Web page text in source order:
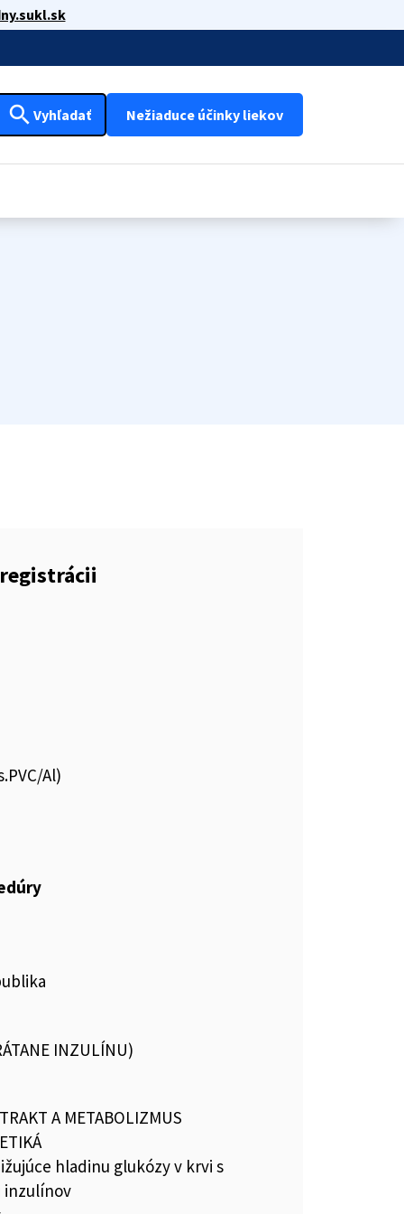
search Vyhľadať Nežiaduce účinky liekov
Al)
INZULÍNU)
A METABOLIZMUS
hladinu glukózy v krvi s
inzulínov